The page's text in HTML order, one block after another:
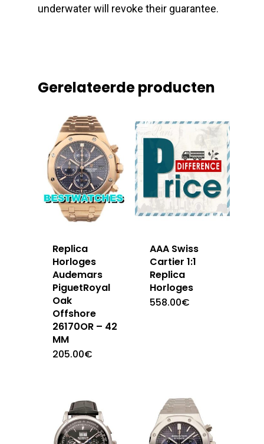
underwater will revoke their guarantee.
Gerelateerde producten
Replica
Horloges
Audemars
PiguetRoyal
Oak
Offshore
26170OR – 42
MM
205.00€
AAA Swiss
Cartier 1:1
Replica
Horloges
558.00€